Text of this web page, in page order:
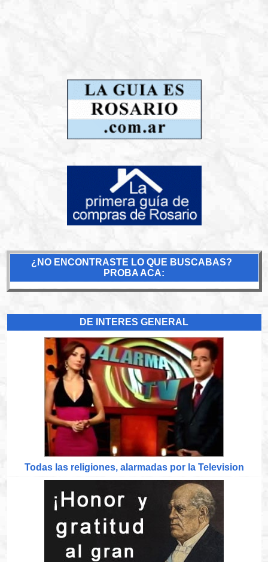
¿NO ENCONTRASTE LO QUE BUSCABAS?
PROBA ACA:
DE INTERES GENERAL
Todas las religiones, alarmadas por la Television